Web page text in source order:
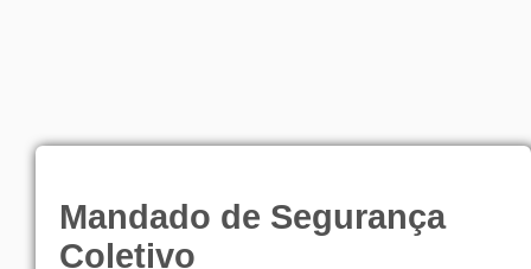
Mandado de Segurança
Coletivo